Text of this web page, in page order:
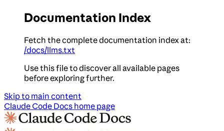
Documentation Index
Fetch the complete documentation index at:
/docs/llms.txt
Use this file to discover all available pages
before exploring further.
Skip to main content
Claude Code Docs home page